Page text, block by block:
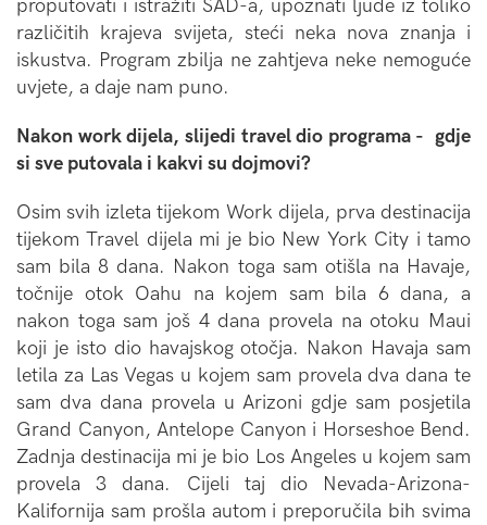
proputovati i istražiti SAD-a, upoznati ljude iz toliko
različitih krajeva svijeta, steći neka nova znanja i
iskustva. Program zbilja ne zahtjeva neke nemoguće
uvjete, a daje nam puno.
Nakon work dijela, slijedi travel dio programa - gdje
si sve putovala i kakvi su dojmovi?
Osim svih izleta tijekom Work dijela, prva destinacija
tijekom Travel dijela mi je bio New York City i tamo
sam bila 8 dana. Nakon toga sam otišla na Havaje,
točnije otok Oahu na kojem sam bila 6 dana, a
nakon toga sam još 4 dana provela na otoku Maui
koji je isto dio havajskog otočja. Nakon Havaja sam
letila za Las Vegas u kojem sam provela dva dana te
sam dva dana provela u Arizoni gdje sam posjetila
Grand Canyon, Antelope Canyon i Horseshoe Bend.
Zadnja destinacija mi je bio Los Angeles u kojem sam
provela 3 dana. Cijeli taj dio Nevada-Arizona-
Kalifornija sam prošla autom i preporučila bih svima